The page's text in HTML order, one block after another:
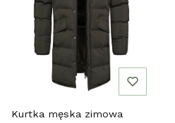
Kurtka męska zimowa